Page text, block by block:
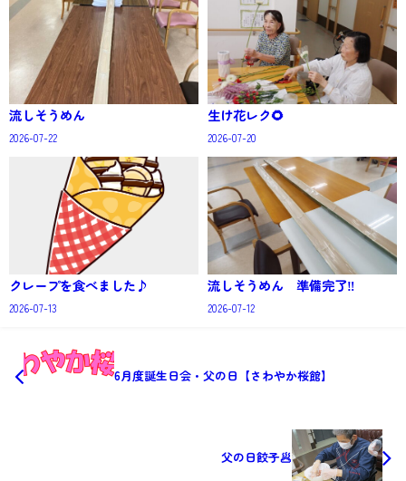
流しそうめん
2026-07-22
生け花レク🌻
2026-07-20
クレープを食べました♪
2026-07-13
流しそうめん 準備完了‼️
2026-07-12
6月度誕生日会・父の日【さわやか桜館】
父の日餃子🥟